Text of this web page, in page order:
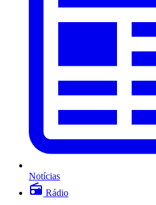
Notícias
Rádio